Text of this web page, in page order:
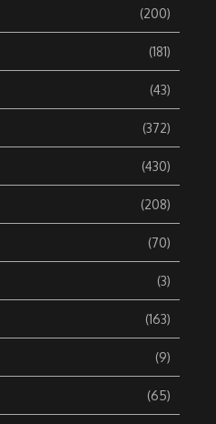
(200)
(181)
(43)
(372)
(430)
(208)
(70)
(3)
(163)
(9)
(65)